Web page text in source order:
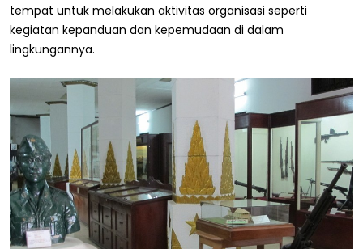
tempat untuk melakukan aktivitas organisasi seperti
kegiatan kepanduan dan kepemudaan di dalam
lingkungannya.